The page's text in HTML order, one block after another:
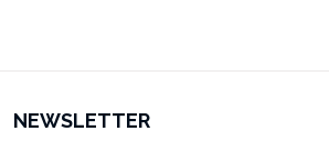
NEWSLETTER